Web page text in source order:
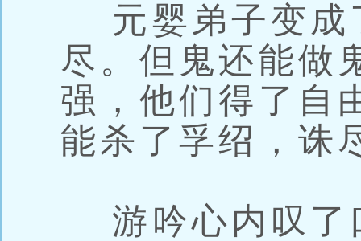
元婴弟子变成
尽。但鬼还能做
强，他们得了自
能杀了孚绍，诛
游吟心内叹了